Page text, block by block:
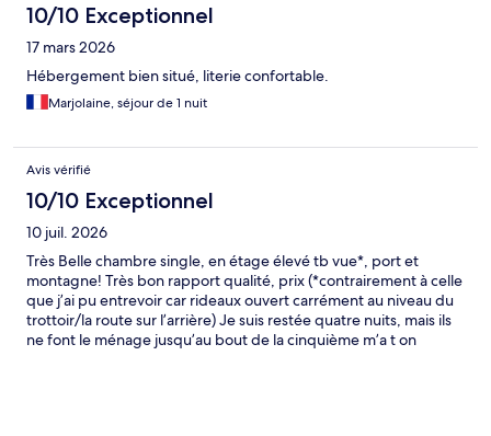
10/10 Exceptionnel
17 mars 2026
Hébergement bien situé, literie confortable.
Marjolaine, séjour de 1 nuit
Avis vérifié
10/10 Exceptionnel
10 juil. 2026
Très Belle chambre single, en étage élevé tb vue*, port et
montagne! Très bon rapport qualité, prix (*contrairement à celle
que j’ai pu entrevoir car rideaux ouvert carrément au niveau du
trottoir/la route sur l’arrière) Je suis restée quatre nuits, mais ils
ne font le ménage jusqu’au bout de la cinquième m’a t on